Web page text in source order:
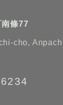
條77
cho,